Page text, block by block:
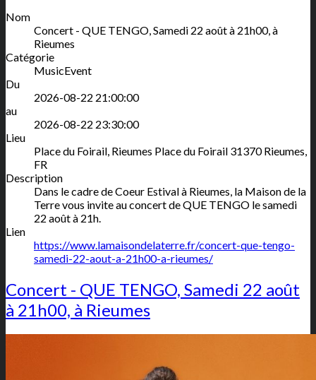
Nom
Concert - QUE TENGO, Samedi 22 août à 21h00, à
Rieumes
Catégorie
MusicEvent
Du
2026-08-22 21:00:00
au
2026-08-22 23:30:00
Lieu
Place du Foirail, Rieumes Place du Foirail 31370 Rieumes,
FR
Description
Dans le cadre de Coeur Estival à Rieumes, la Maison de la
Terre vous invite au concert de QUE TENGO le samedi
22 août à 21h.
Lien
https://www.lamaisondelaterre.fr/concert-que-tengo-
samedi-22-aout-a-21h00-a-rieumes/
Concert - QUE TENGO, Samedi 22 août
à 21h00, à Rieumes